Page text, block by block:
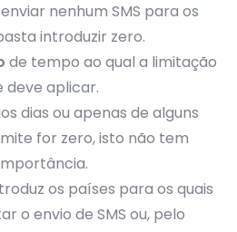
nenhum SMS para os
introduzir zero.
de tempo ao qual a limitação
deve aplicar.
dias ou apenas de alguns
for zero, isto não tem
os países para os quais
o envio de SMS ou, pelo